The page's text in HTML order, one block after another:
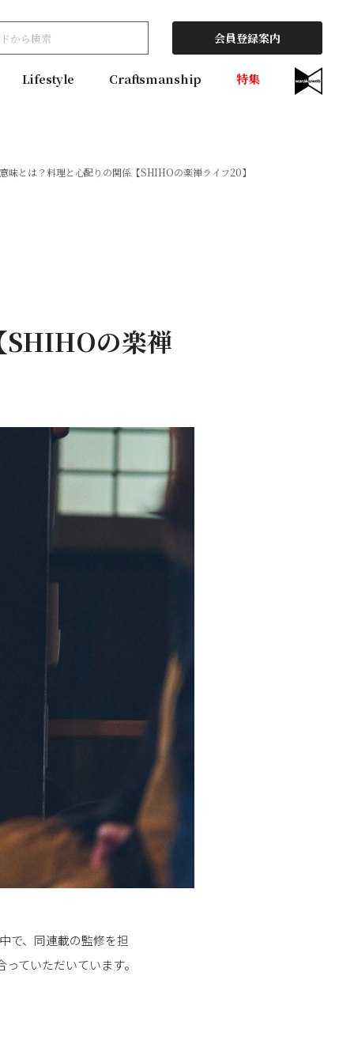
会員登録案内
Lifestyle Craftsmanship 特集
味とは？料理と心配りの関係【SHIHOの楽禅ライフ20】
SHIHOの楽禅
で、同連載の監修を担
ていただいています。